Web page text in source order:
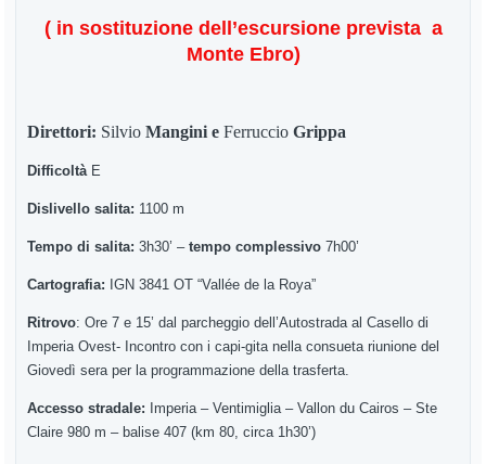
( in sostituzione dell’escursione prevista a
Monte Ebro)
Direttori: Silvio Mangini eFerruccio Grippa
Difficoltà E
Dislivello salita: 1100 m
Tempo di salita: 3h30’ –tempo complessivo7h00’
Cartografia: IGN 3841 OT “Vallée de la Roya”
Ritrovo: Ore 7 e 15’ dal parcheggio dell’Autostrada al Casello di
Imperia Ovest- Incontro con i capi-gita nella consueta riunione del
Giovedì sera per la programmazione della trasferta.
Accesso stradale:
Imperia – Ventimiglia – Vallon du Cairos – Ste
Claire 980 m – balise 407 (km 80, circa 1h30’)